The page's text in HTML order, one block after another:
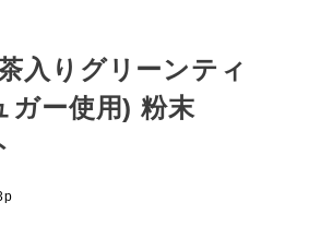
入りグリーンティ
ガー使用) 粉末